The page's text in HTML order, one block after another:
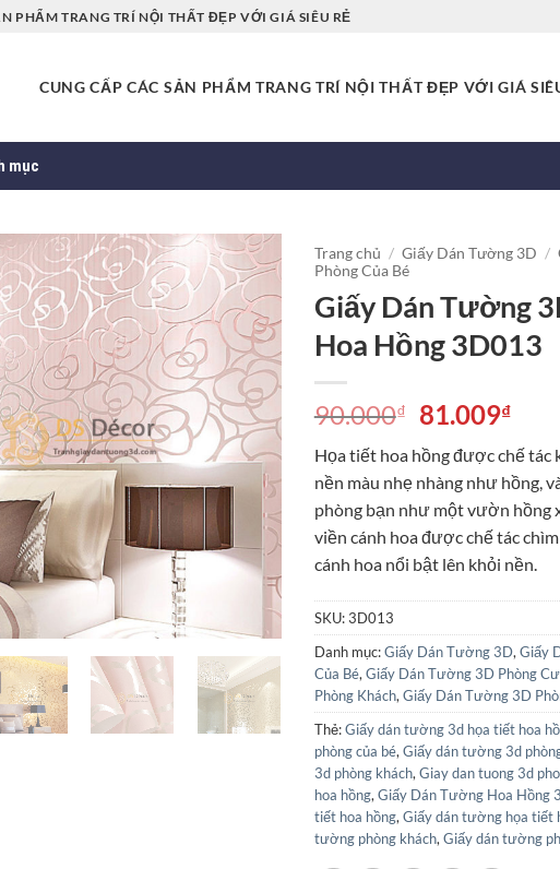
PHẨM TRANG TRÍ NỘI THẤT ĐẸP VỚI GIÁ SIÊU RẺ
CUNG CẤP CÁC SẢN PHẨM TRANG TRÍ NỘI THẤT ĐẸP VỚI GIÁ
mục
Trang chủ / Giấy Dán Tường 3D /
Phòng Của Bé
Giấy Dán Tường
Hoa Hồng 3D013
90.000₫
Giá
là:
90.000₫.
81.009₫Giá
tại
là:
Họa tiết hoa hồng được chế tác
nền màu nhẹ nhàng như hồng,
phòng bạn như một vườn hồng
viền cánh hoa được chế tác
cánh hoa nổi bật lên khỏi nền.
SKU:3D013
Danh mục:Giấy Dán Tường 3D, Giấy
Của Bé, Giấy Dán Tường 3D Phòng
Phòng Khách, Giấy Dán Tường 3D
Thẻ:Giấy dán tường 3d họa tiết hoa
phòng của bé, Giấy dán tường 3d
3d phòng khách, Giay dan tuong 3d
hoa hồng, Giấy Dán Tường Hoa Hồng
tiết hoa hồng, Giấy dán tường họa tiết
tường phòng khách, Giấy dán tường